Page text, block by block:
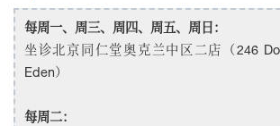
每周一、周三、周四、周五、周日：
坐诊北京同仁堂奥克兰中区二店（246
Eden）
每周二：